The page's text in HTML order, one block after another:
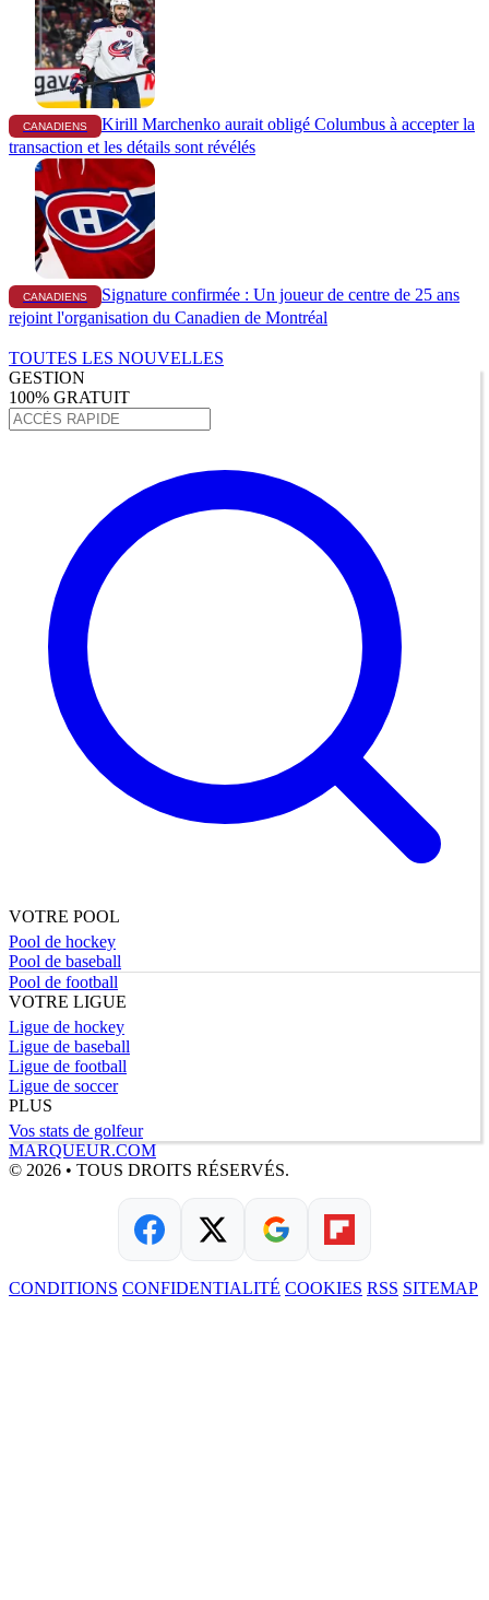
CANADIENS
Kirill Marchenko aurait obligé Columbus à accepter la
transaction et les détails sont révélés
CANADIENS
Signature confirmée : Un joueur de centre de 25 ans
rejoint l'organisation du Canadien de Montréal
TOUTES LES NOUVELLES
GESTION
100% GRATUIT
VOTRE POOL
Pool de hockey
Pool de baseball
Pool de football
VOTRE LIGUE
Ligue de hockey
Ligue de baseball
Ligue de football
Ligue de soccer
PLUS
Vos stats de golfeur
MARQUEUR.COM
© 2026 • TOUS DROITS RÉSERVÉS.
CONDITIONS CONFIDENTIALITÉ COOKIES RSS SITEMAP